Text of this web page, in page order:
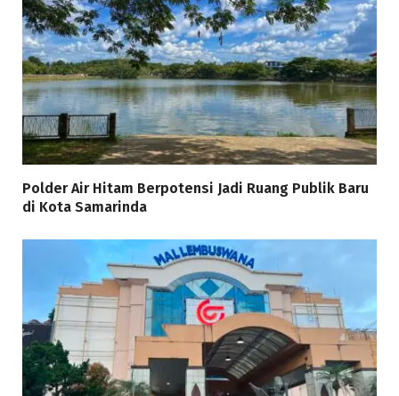
Polder Air Hitam Berpotensi Jadi Ruang Publik Baru
di Kota Samarinda